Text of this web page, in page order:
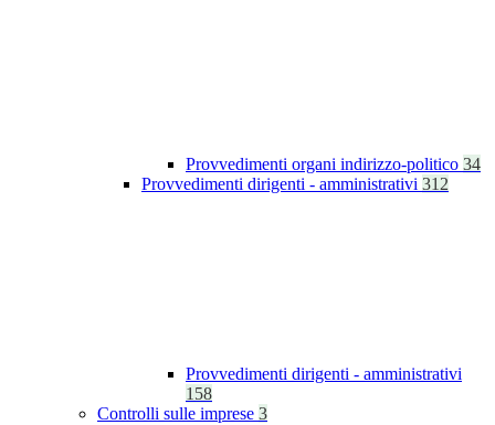
Provvedimenti organi indirizzo-politico 34
Provvedimenti dirigenti - amministrativi 312
Provvedimenti dirigenti - amministrativi
158
Controlli sulle imprese 3